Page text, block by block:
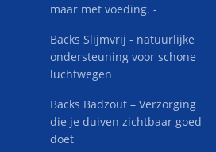
maar met voeding. -
Backs Slijmvrij - natuurlijke
ondersteuning voor schone
luchtwegen
Backs Badzout – Verzorging
die je duiven zichtbaar goed
doet